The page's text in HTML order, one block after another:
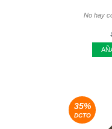
No hay
35%
DCTO